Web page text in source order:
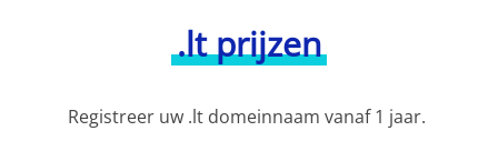
.lt prijzen
Registreer uw .lt domeinnaam vanaf 1 jaar.